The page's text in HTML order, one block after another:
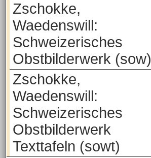
Zschokke,
Waedenswill:
Schweizerisches
Obstbilderwerk (sow)
Zschokke,
Waedenswill:
Schweizerisches
Obstbilderwerk
Texttafeln (sowt)